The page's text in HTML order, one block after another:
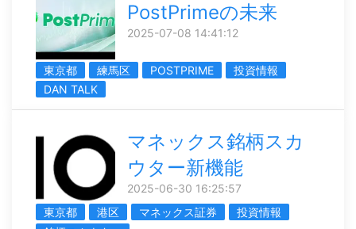
PostPrimeの未来
2025-07-08 14:41:12
東京都 練馬区 POSTPRIME
投資情報
DAN TALK
マネックス銘柄スカ
ウター新機能
2025-06-30 16:25:57
東京都
港区 マネックス証券
投資情報